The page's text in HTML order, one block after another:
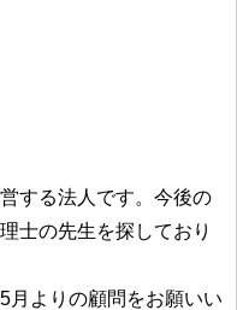
する法人です。今後の
士の先生を探しており
月よりの顧問をお願いい